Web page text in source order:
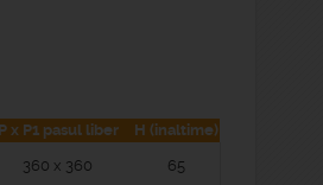
P x P1 pasul liber
H (inaltime)
360 x 360 65